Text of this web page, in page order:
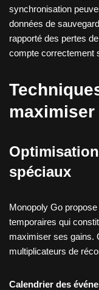
synchronisation
données de
rapporté des pertes
compte correctement
spéciaux
Monopoly Go
temporaires qui
maximiser ses gains.
multiplicateurs de
Calendrier des